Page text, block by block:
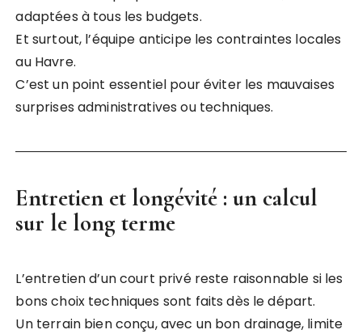
adaptées à tous les budgets.
Et surtout, l’équipe anticipe les contraintes locales
au Havre.
C’est un point essentiel pour éviter les mauvaises
surprises administratives ou techniques.
Entretien et longévité : un calcul
sur le long terme
L’entretien d’un court privé reste raisonnable si les
bons choix techniques sont faits dès le départ.
Un terrain bien conçu, avec un bon drainage, limite